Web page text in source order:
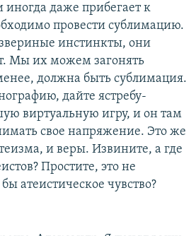
иногда даже прибегает к
провести сублимацию.
инстинкты, они
Мы их можем загонять
должна быть сублимация.
дайте ястребу-
виртуальную игру, и он там
свое напряжение. Это же
и веры. Извините, а где
Простите, это не
атеистическое чувство?